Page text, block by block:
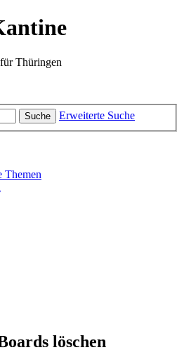
Thüringen
Suche Erweiterte Suche
Themen
löschen